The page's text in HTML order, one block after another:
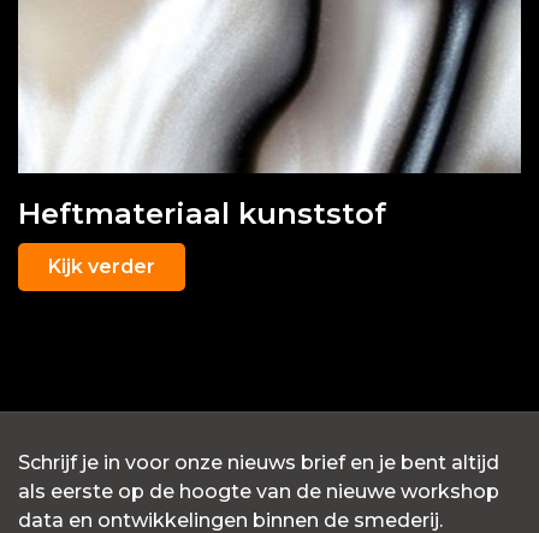
Heftmateriaal kunststof
Kijk verder
Schrijf je in voor onze nieuws brief en je bent altijd
als eerste op de hoogte van de nieuwe workshop
data en ontwikkelingen binnen de smederij.